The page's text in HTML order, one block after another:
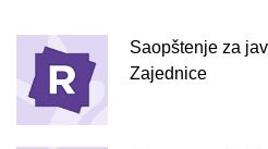
Saopštenje za
Zajednice